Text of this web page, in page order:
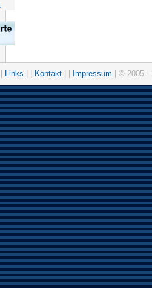
Links Kontakt Impressum | © 2005 -